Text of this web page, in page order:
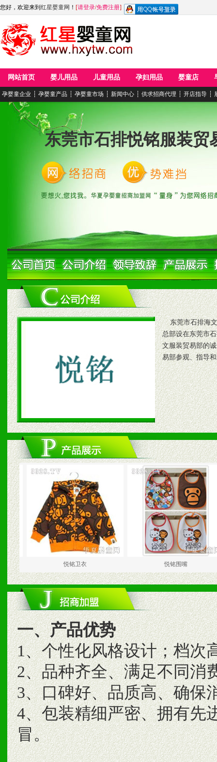
您好，欢迎来到 红星婴童网 ！ [请登录/免费注册]
网站首页 婴儿用品 儿童用品 孕妇用品 婴童店
孕婴童企业 ┆ 孕婴童产品 ┆ 孕婴童市场 ┆ 新闻中心 ┆ 供求招商代理 ┆ 开店指导 ┆
东莞市石排悦铭服装贸
东莞市石排海文
总部设在东莞市
文服装贸易部的
易部参观、指导
悦铭卫衣 悦铭围嘴
一、产品优势
1、个性化风格设计；档次
2、品种齐全、满足不同消
3、口碑好、品质高、确保
4、包装精细严密、拥有先
冒。